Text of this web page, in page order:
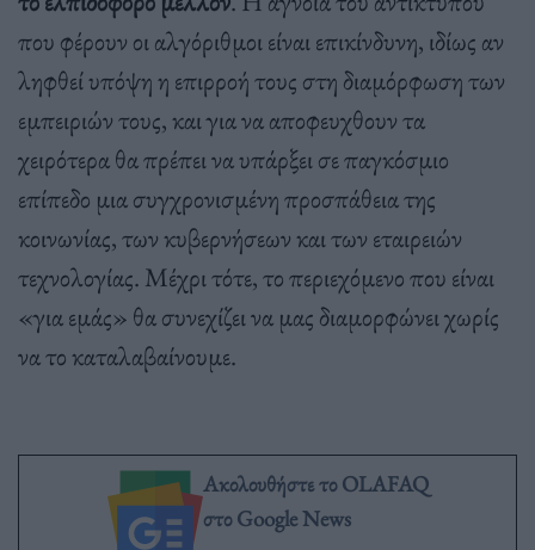
που φέρουν οι αλγόριθμοι είναι επικίνδυνη, ιδίως αν
ληφθεί υπόψη η επιρροή τους στη διαμόρφωση των
εμπειριών τους, και για να αποφευχθουν τα
χειρότερα θα πρέπει να υπάρξει σε παγκόσμιο
επίπεδο μια συγχρονισμένη προσπάθεια της
κοινωνίας, των κυβερνήσεων και των εταιρειών
τεχνολογίας. Μέχρι τότε, το περιεχόμενο που είναι
«για εμάς» θα συνεχίζει να μας διαμορφώνει χωρίς
να το καταλαβαίνουμε.
Ακολουθήστε το OLAFAQ
στο Google News